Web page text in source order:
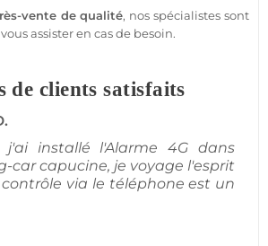
vente de qualité, nos spécialistes sont
assister en cas de besoin.
de clients satisfaits
j'ai installé l'Alarme 4G dans
carcapucine, je voyage l'esprit
via le téléphone est un